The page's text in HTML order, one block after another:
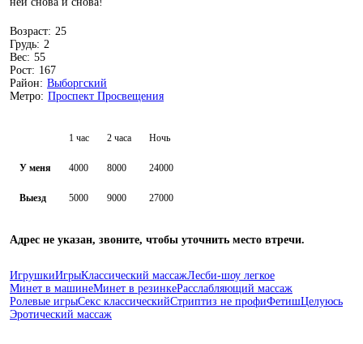
Возраст: 25
Грудь: 2
Вес: 55
Рост: 167
Район: Выборгский
Метро: Проспект Просвещения
1 час 2 часа Ночь
У меня 4000 8000 24000
Выезд 5000 9000 27000
Адрес не указан, звоните, чтобы уточнить место втречи.
ИгрушкиИгрыКлассический массажЛесби-шоу легкое
Минет в машинеМинет в резинкеРасслабляющий массаж
Ролевые игрыСекс классическийСтриптиз не профиФетишЦелуюсь
Эротический массаж